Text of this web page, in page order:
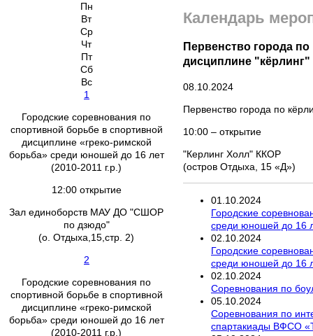
Пн
Вт
Ср
Чт
Пт
Сб
Вс
1
Городские соревнования по
спортивной борьбе в спортивной
дисциплине «греко-римской
борьба» среди юношей до 16 лет
(2010-2011 г.р.)
12:00 открытие
Зал единоборств МАУ ДО "СШОР
по дзюдо"
(о. Отдыха,15,стр. 2)
2
Городские соревнования по
спортивной борьбе в спортивной
дисциплине «греко-римской
борьба» среди юношей до 16 лет
(2010-2011 г.р.)
Календарь
Первенство города
дисциплине "кёрлинг"
08.10.2024
Первенство города по
10:00 – открытие
"Керлинг Холл" ККОР
(остров Отдыха, 15 «Д»)
01 10 2024
Городские
среди юношей до 16
02 10 2024
Городские
среди юношей до 16
02 10 2024
Соревнования по
05 10 2024
Соревнования по
спартакиады ВФСО